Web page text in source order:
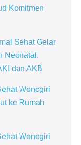
Komitmen
Sehat Gelar
Neonatal:
dan AKB
Wonogiri
ke Rumah
Wonogiri